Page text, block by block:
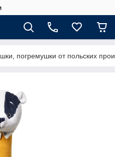
погремушки от польских